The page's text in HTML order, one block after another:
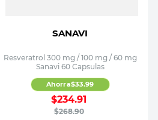
SANAVI
Resveratrol 300 mg / 100 mg / 60 mg
Sanavi 60 Capsulas
$268.90
$234.91
Ahorra$33.99